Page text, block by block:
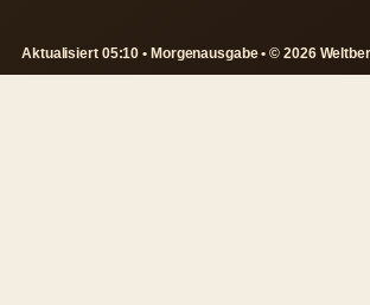
Aktualisiert 05:10 • Morgenausgabe • © 2026